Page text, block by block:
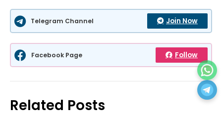
Telegram Channel Join Now
Facebook Page Follow
Related Posts